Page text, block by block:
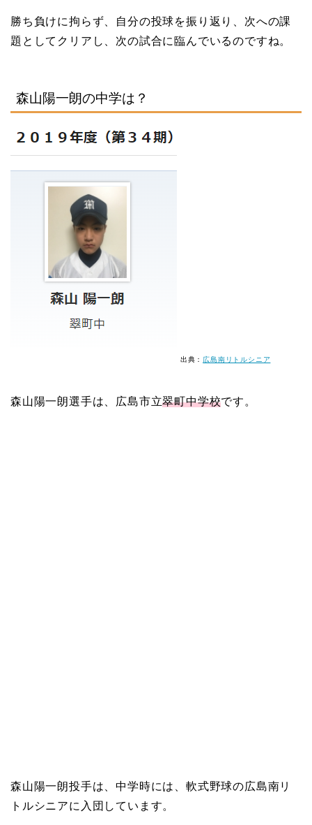
勝ち負けに拘らず、自分の投球を振り返り、次への課
題としてクリアし、次の試合に臨んでいるのですね。
森山陽一朗の中学は？
出典： 広島南リトルシニア
森山陽一朗選手は、広島市立翠町中学校です。
森山陽一朗投手は、中学時には、軟式野球の広島南リ
トルシニアに入団しています。